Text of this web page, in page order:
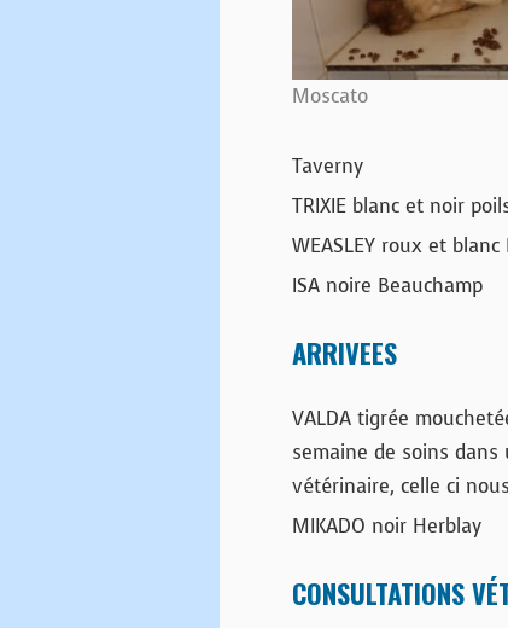
Moscato
Taverny
TRIXIE blanc et noir
WEASLEY roux et blanc
ISA noire Beauchamp
ARRIVEES
VALDA tigrée
semaine de soins dans
vétérinaire, celle ci
MIKADO noir Herblay
CONSULTATIONS